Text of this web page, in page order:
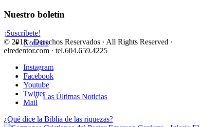
Noticias
Las Últimas Noticias
Nuestro boletín
¡Suscríbete!
© 2018 · Derechos Reservados · All Rights Reserved ·
elredentor.com · tel.604.659.4225
Instagram
Facebook
Youtube
Twitter
Mail
¿Qué dice la Biblia de las riquezas?